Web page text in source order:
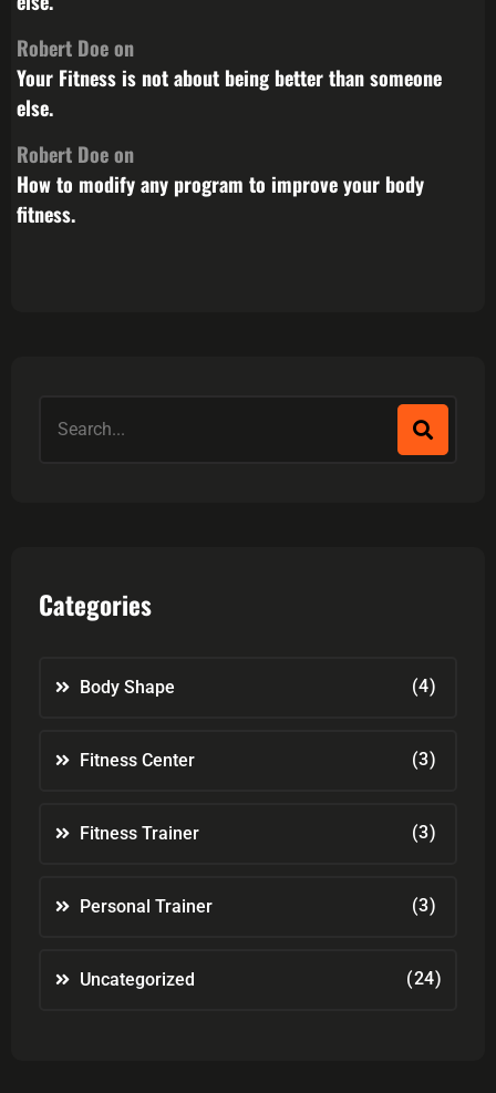
Robert Doeon
Your Fitness is not about being better than someone
else.
Robert Doeon
How to modify any program to improve your body
fitness.
Categories
Body Shape (4)
Fitness Center (3)
Fitness Trainer (3)
Personal Trainer (3)
Uncategorized (24)